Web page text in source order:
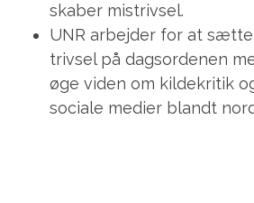
skaber mistrivsel.
UNR arbejder for at
trivsel på dagsordenen
øge viden om kildekritik
sociale medier blandt